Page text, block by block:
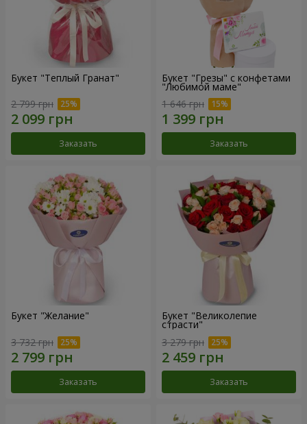
Букет "Теплый Гранат"
2 799 грн
Заказать
Букет "Грезы" с конфетами
"Любимой маме"
1 646 грн
Заказать
Букет "Желание"
3 732 грн
Заказать
Букет "Великолепие
страсти"
3 279 грн
Заказать